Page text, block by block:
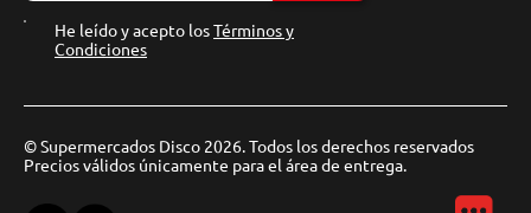
He leído y acepto losTérminos y
Condiciones
© Supermercados Disco 2026. Todos los derechos reservados
Precios válidos únicamente para el área de entrega.